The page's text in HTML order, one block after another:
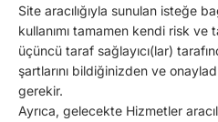
Site aracılığıyla sunulan isteğe
kullanımı tamamen kendi risk ve
üçüncü taraf sağlayıcı(lar)
şartlarını bildiğinizden ve
gerekir.
Ayrıca, gelecekte Hizmetler